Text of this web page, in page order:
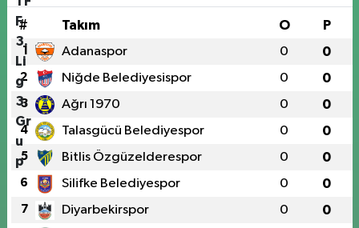
# Takım O P
1 Adanaspor 0 0
2 Niğde Belediyesispor 0 0
3 Ağrı 1970 0 0
4 Talasgücü Belediyespor 0 0
5 Bitlis Özgüzelderespor 0 0
6 Silifke Belediyespor 0 0
7 Diyarbekirspor 0 0